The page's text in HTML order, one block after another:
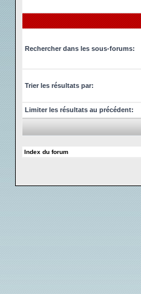
Rechercher dans les sous-forums:
Trier les résultats par:
Limiter les résultats au précédent:
Index du forum